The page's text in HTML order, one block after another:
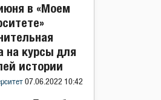
в «Моем
на курсы для
истории
07.06.2022 10:42